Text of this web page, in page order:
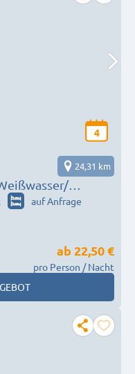
4
24,31 km
auf Anfrage
ab 22,50 €
pro Person / Nacht